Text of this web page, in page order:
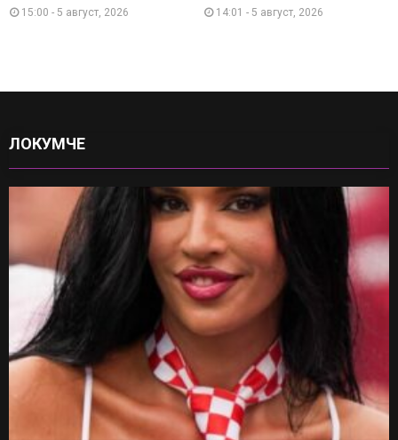
15:00 - 5 август, 2026 14:01 - 5 август, 2026
ЛОКУМЧЕ